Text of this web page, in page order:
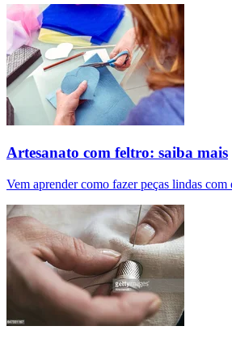
Artesanato com feltro: saiba mais
Vem aprender como fazer peças lindas com